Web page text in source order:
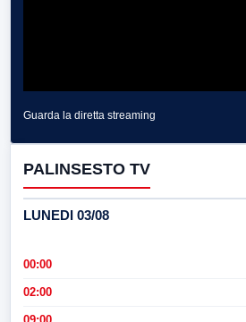
Guarda la diretta streaming
PALINSESTO TV
LUNEDI 03/08
00:00
02:00